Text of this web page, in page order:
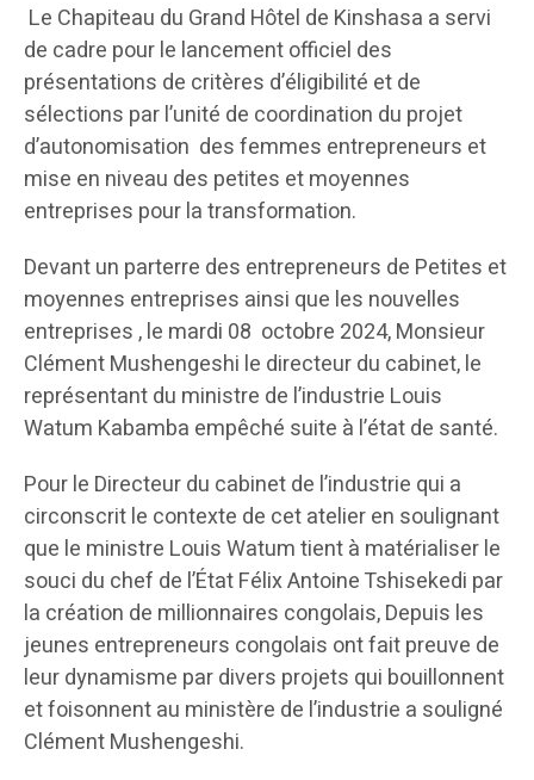
Le Chapiteau du Grand Hôtel de Kinshasa a servi
de cadre pour le lancement officiel des
présentations de critères d’éligibilité et de
sélections par l’unité de coordination du projet
d’autonomisation des femmes entrepreneurs et
mise en niveau des petites et moyennes
entreprises pour la transformation.
Devant un parterre des entrepreneurs de Petites et
moyennes entreprises ainsi que les nouvelles
entreprises , le mardi 08 octobre 2024, Monsieur
Clément Mushengeshi le directeur du cabinet, le
représentant du ministre de l’industrie Louis
Watum Kabamba empêché suite à l’état de santé.
Pour le Directeur du cabinet de l’industrie qui a
circonscrit le contexte de cet atelier en soulignant
que le ministre Louis Watum tient à matérialiser le
souci du chef de l’État Félix Antoine Tshisekedi par
la création de millionnaires congolais, Depuis les
jeunes entrepreneurs congolais ont fait preuve de
leur dynamisme par divers projets qui bouillonnent
et foisonnent au ministère de l’industrie a souligné
Clément Mushengeshi.